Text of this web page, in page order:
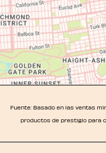
Fuente: Basado en las ventas
productos de prestigio para